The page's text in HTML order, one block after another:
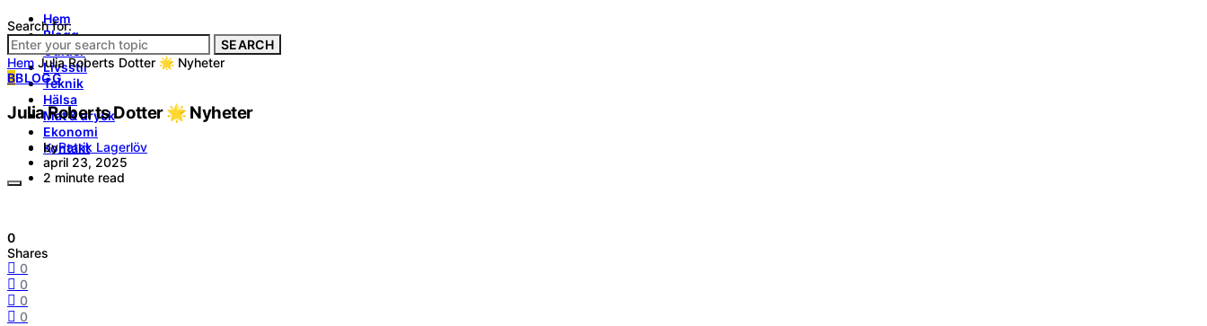
Hem
Blogg
Guider
Livsstil
Teknik
Hälsa
Mat & dryck
Ekonomi
Kontakt
Search for:
SEARCH
Hem Julia Roberts Dotter 🌟 Nyheter
BBLOGG
Julia Roberts Dotter 🌟 Nyheter
byPatrik Lagerlöv
april 23, 2025
2 minute read
0
Shares
0
0
0
0